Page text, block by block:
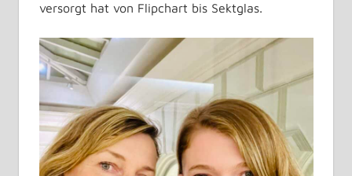
versorgt hat von Flipchart bis Sektglas.